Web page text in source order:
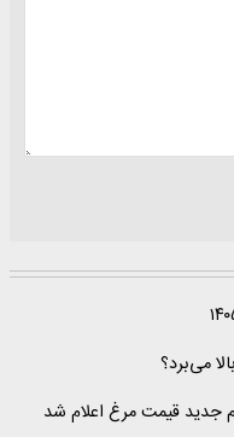
جدید قیمت مرغ اعلام شد